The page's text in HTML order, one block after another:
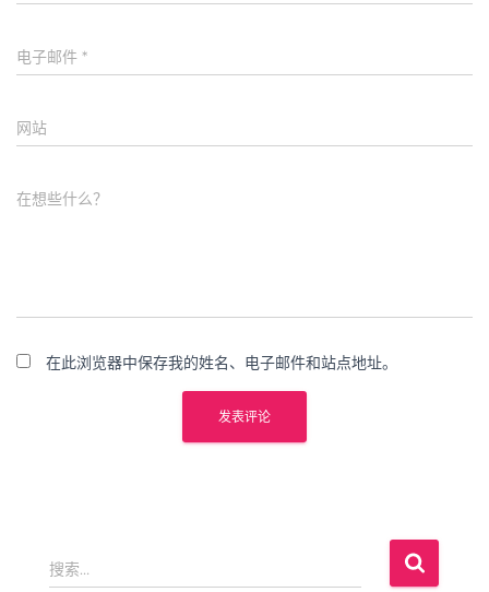
电子邮件 *
网站
在想些什么？
在此浏览器中保存我的姓名、电子邮件和站点地址。
搜
索
搜索…